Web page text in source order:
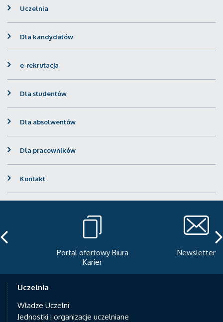
Uczelnia
Dla kandydatów
e-rekrutacja
Dla studentów
Dla absolwentów
Dla pracowników
Kontakt
Portal ofertowy Biura
Newsletter
Uczelnia
Władze Uczelni
Jednostki i organizacje uczelniane